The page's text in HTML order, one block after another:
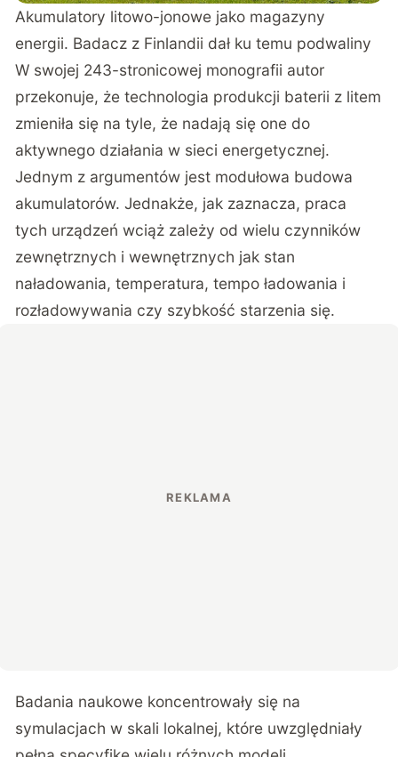
Akumulatory litowo-jonowe jako magazyny
energii. Badacz z Finlandii dał ku temu podwaliny
W swojej 243-stronicowej monografii autor
przekonuje, że technologia produkcji baterii z litem
zmieniła się na tyle, że nadają się one do
aktywnego działania w sieci energetycznej.
Jednym z argumentów jest modułowa budowa
akumulatorów. Jednakże, jak zaznacza, praca
tych urządzeń wciąż zależy od wielu czynników
zewnętrznych i wewnętrznych jak stan
naładowania, temperatura, tempo ładowania i
rozładowywania czy szybkość starzenia się.
Badania naukowe koncentrowały się na
symulacjach w skali lokalnej, które uwzględniały